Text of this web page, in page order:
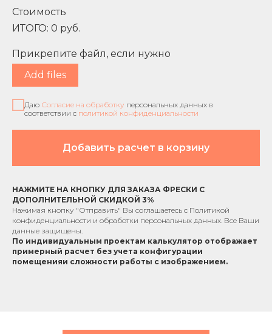
Стоимость
ИТОГО: 0 руб.
Прикрепите файл, если нужно
Add files
Даю Согласие на обработку персональных данных в
соответствии с политикой конфиденциальности
Добавить расчет в корзину
НАЖМИТЕ НА КНОПКУ ДЛЯ ЗАКАЗА ФРЕСКИ С
ДОПОЛНИТЕЛЬНОЙ СКИДКОЙ 3%
Нажимая кнопку "Отправить" Вы соглашаетесь с Политикой
конфиденциальности и обработки персональных данных. Все Ваши
данные защищены.
По индивидуальным проектам калькулятор отображает
примерный расчет без учета конфигурации
помещенияи сложности работы с изображением.